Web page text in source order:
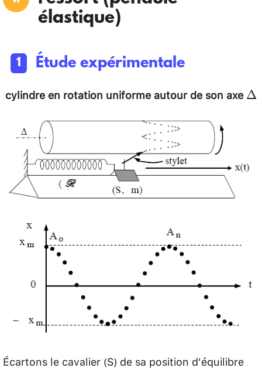
élastique)
Étude expérimentale
cylindre en rotation uniforme autour de son axe Δ
Écartons le cavalier (S) de sa position d'équilibre